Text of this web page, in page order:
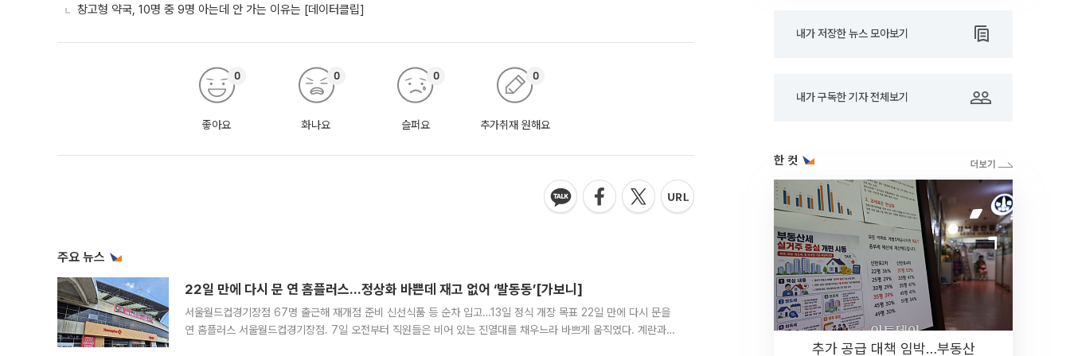
창고형 약국, 10명 중 9명 아는데 안 가는 이유는 [데이터클립]
좋아요
0
화나요
0
슬퍼요
0
추가취재 원해요
0
주요 뉴스
22일 만에 다시 문 연 홈플러스…정상화 바쁜데 재고 없어 ‘발동동’[가보니]
서울월드컵경기장점 67명 출근해 재개점 준비 신선식품 등 순차 입고…13일 정식 개장 목표 22일 만에 다시 문을
연 홈플러스 서울월드컵경기장점. 7일 오전부터 직원들은 비어 있는 진열대를 채우느라 바쁘게 움직였다. 계란과
내가 저장한 뉴스 모아보기
내가 구독한 기자 전체보기
한 컷
추가 공급 대책 임박…부동산